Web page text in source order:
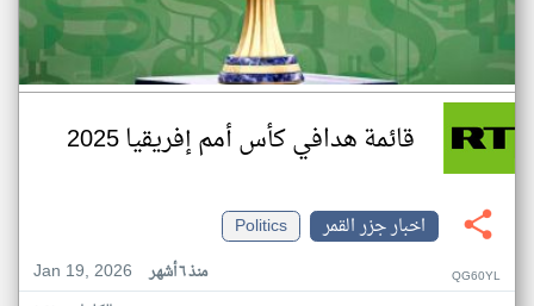
قائمة هدافي كأس أمم إفريقيا 2025
اخبار جزر القمر
Politics
Jan 19, 2026
منذ ٦ أشهر QG60YL